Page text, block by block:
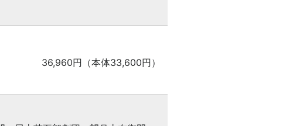
36,960円（本体33,600円）